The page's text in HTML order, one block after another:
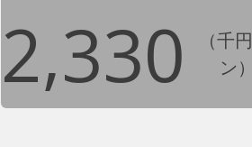
2,330
（千
ン）